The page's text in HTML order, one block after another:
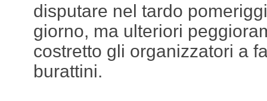
disputare nel tardo
giorno, ma ulteriori
costretto gli organizzatori a
burattini.